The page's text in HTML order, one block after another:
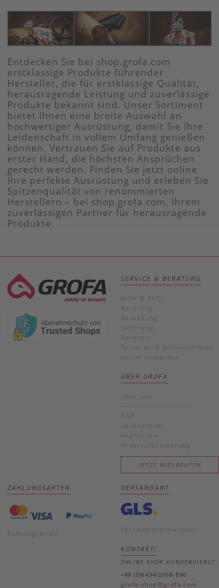
Entdecken Sie bei shop.grofa.com
erstklassige Produkte führender
Hersteller, die für erstklassige Qualität,
herausragende Leistung und zuverlässige
Produkte bekannt sind. Unser Sortiment
bietet Ihnen eine breite Auswahl an
hochwertiger Ausrüstung, damit Sie Ihre
Leidenschaft in vollem Umfang genießen
können. Vertrauen Sie auf Produkte aus
erster Hand, die höchsten Ansprüchen
gerecht werden. Finden Sie jetzt online
Ihre perfekte Ausrüstung und erleben Sie
Spitzenqualität von renommierten
Herstellern – bei shop.grofa.com, Ihrem
zuverlässigen Partner für herausragende
Produkte.
SERVICE & BERATUNG
Hilfe & FAQ
Beratung
Bestellung
Lieferung
Garantie
Retouren & Reklamationen
online anmelden
ÜBER GROFA
Über uns
------------------------
AGB
Datenschutz
Impressum
Widerrufsbelehrung
JETZT WIDERRUFEN
ZAHLUNGSARTEN
Zahlungsarten
VERSANDART
Versandinformationen
KONTAKT:
ONLINE SHOP KUNDENDIENST:
+49 (0)6434/2008-890
grofa-shop@grofa.com